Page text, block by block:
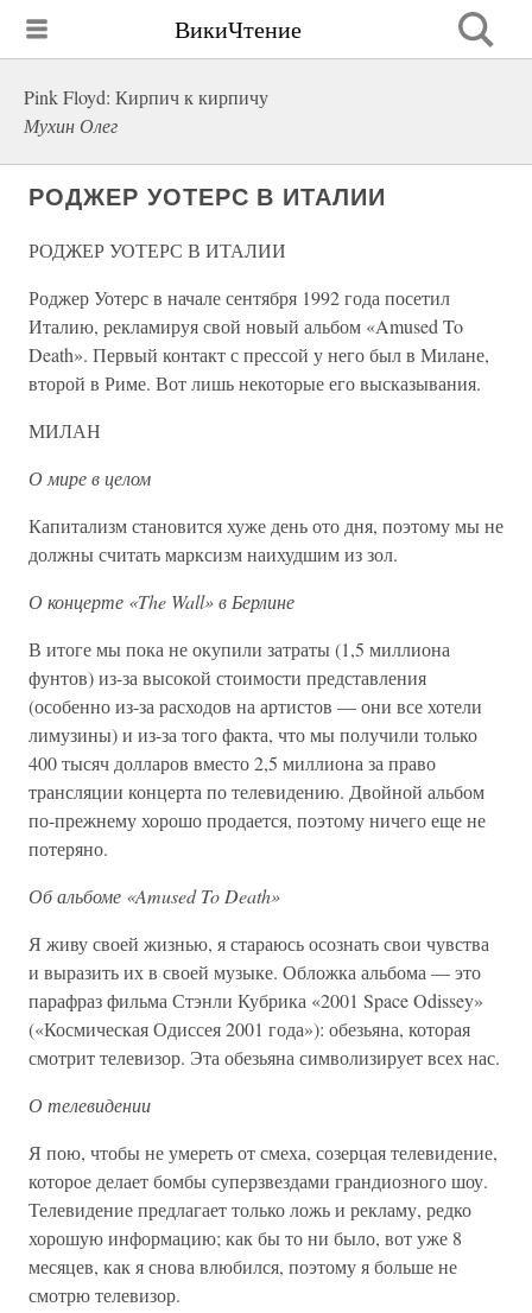
ВикиЧтение
Pink Floyd: Кирпич к кирпичу
Мухин Олег
РОДЖЕР УОТЕРС В ИТАЛИИ
РОДЖЕР УОТЕРС В ИТАЛИИ
Роджер Уотерс в начале сентября 1992 года посетил
Италию, рекламируя свой новый альбом «Amused To
Death». Первый контакт с прессой у него был в Милане,
второй в Риме. Вот лишь некоторые его высказывания.
МИЛАН
О мире в целом
Капитализм становится хуже день ото дня, поэтому мы не
должны считать марксизм наихудшим из зол.
О концерте «The Wall» в Берлине
В итоге мы пока не окупили затраты (1,5 миллиона
фунтов) из-за высокой стоимости представления
(особенно из-за расходов на артистов — они все хотели
лимузины) и из-за того факта, что мы получили только
400 тысяч долларов вместо 2,5 миллиона за право
трансляции концерта по телевидению. Двойной альбом
по-прежнему хорошо продается, поэтому ничего еще не
потеряно.
Об альбоме «Amused To Death»
Я живу своей жизнью, я стараюсь осознать свои чувства
и выразить их в своей музыке. Обложка альбома — это
парафраз фильма Стэнли Кубрика «2001 Space Odissey»
(«Космическая Одиссея 2001 года»): обезьяна, которая
смотрит телевизор. Эта обезьяна символизирует всех нас.
О телевидении
Я пою, чтобы не умереть от смеха, созерцая телевидение,
которое делает бомбы суперзвездами грандиозного шоу.
Телевидение предлагает только ложь и рекламу, редко
хорошую информацию; как бы то ни было, вот уже 8
месяцев, как я снова влюбился, поэтому я больше не
смотрю телевизор.